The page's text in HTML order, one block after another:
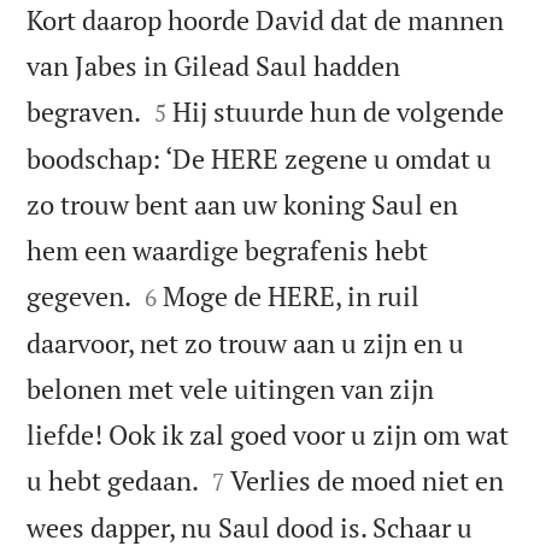
Kort daarop hoorde David dat de mannen
van Jabes in Gilead Saul hadden
begraven. 

5 Hij stuurde hun de volgende
boodschap: ‘De HERE zegene u omdat u
zo trouw bent aan uw koning Saul en
hem een waardige begrafenis hebt
gegeven. 

6 Moge de HERE, in ruil
daarvoor, net zo trouw aan u zijn en u
belonen met vele uitingen van zijn
liefde! Ook ik zal goed voor u zijn om wat
u hebt gedaan. 

7 Verlies de moed niet en
wees dapper, nu Saul dood is. Schaar u